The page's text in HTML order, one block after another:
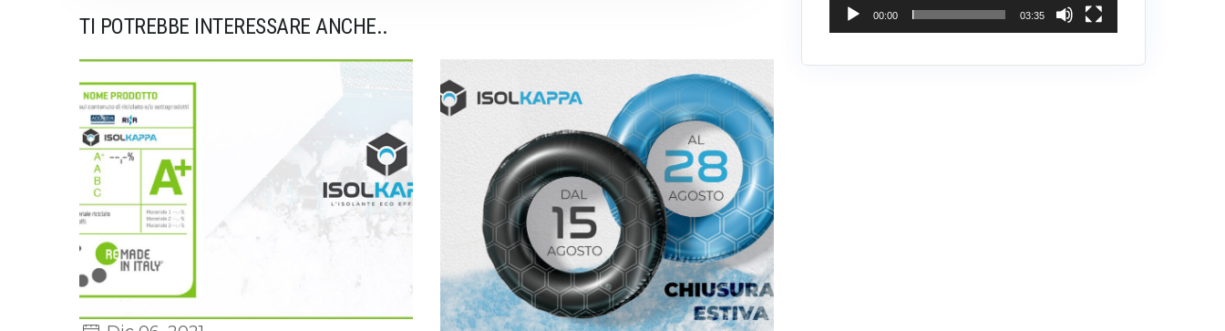
TI POTREBBE INTERESSARE ANCHE.. 00:00 03:35